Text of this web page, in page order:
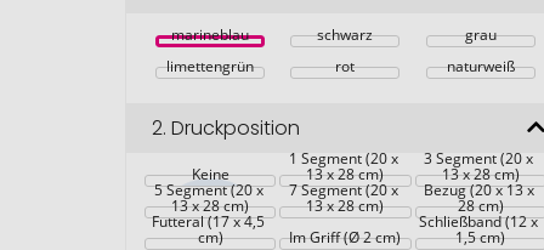
marineblau schwarz
grau
limettengrün
rot naturweiß
2.Druckposition
Keine
1 Segment (20 x
13 x 28 cm)
3 Segment (20 x
13 x 28 cm)
5 Segment (20 x
13 x 28 cm)
7 Segment (20 x
13 x 28 cm)
Bezug (20 x 13 x
28 cm)
Futteral (17 x 4,5
cm) Im Griff (Ø 2 cm)
Schließband (12 x
1,5 cm)